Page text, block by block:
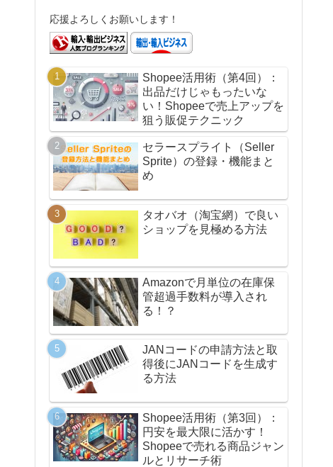
応援よろしくお願いします！
Shopee活用術（第4回）：
出品だけじゃもったいな
い！Shopeeで売上アップを
狙う販促テクニック
セラースプライト（Seller
Sprite）の登録・機能まと
め
タオバオ（淘宝網）で良い
ショップを見極める方法
Amazonで月単位の在庫保
管超過手数料が導入され
る！？
JANコードの申請方法と取
得後にJANコードを生成す
る方法
Shopee活用術（第3回）：
円安を最大限に活かす！
Shopeeで売れる商品ジャン
ルとリサーチ術